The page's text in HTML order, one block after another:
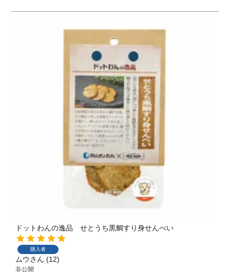
ドットわんの逸品 せとうち黒鯛すり身せんべい
購入者
ムウ 12
非公開